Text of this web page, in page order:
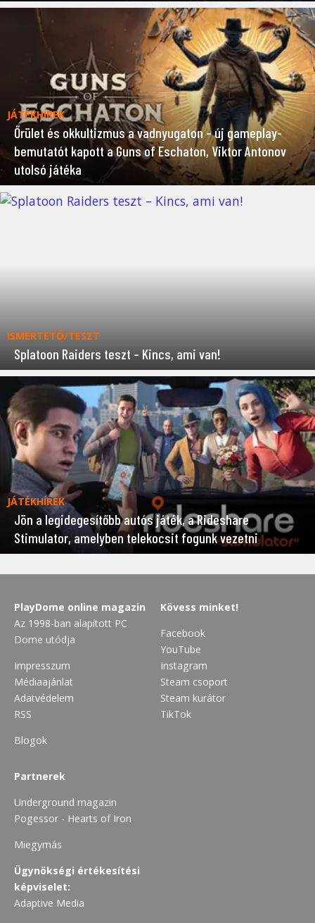
JÁTÉKHÍREK
Őrület és okkultizmus a vadnyugaton – új gameplay-
bemutatót kapott a Guns of Eschaton, Viktor Antonov
utolsó játéka
ISMERTETŐ/TESZT
Splatoon Raiders teszt – Kincs, ami van!
JÁTÉKHÍREK
Jön a legidegesítőbb autós játék, a Rideshare
Stimulator, amelyben telekocsit fogunk vezetni
PlayDome online magazin
Az 1998-ban alapított PC
Dome utódja
Impresszum
Médiaajánlat
Adatvédelem
RSS
Blogok
Kövess minket!
Facebook
YouTube
Instagram
Steam csoport
Steam kurátor
TikTok
Partnerek
Underground magazin
Pogessor - Hearts of Iron
Miegymás
Ügynökségi értékesítési
képviselet:
Adaptive Media